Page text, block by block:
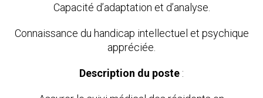
Capacité d’adaptation et d’analyse.
Connaissance du handicap intellectuel et psychique
appréciée.
Description du poste :